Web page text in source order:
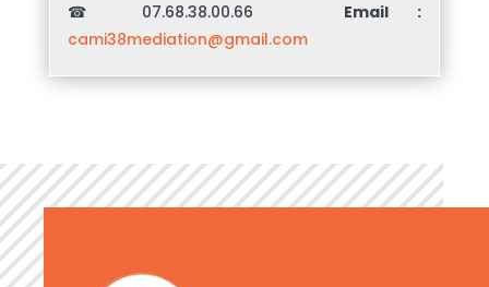
☎ 07.68.38.00.66 Email :
cami38mediation@gmail.com